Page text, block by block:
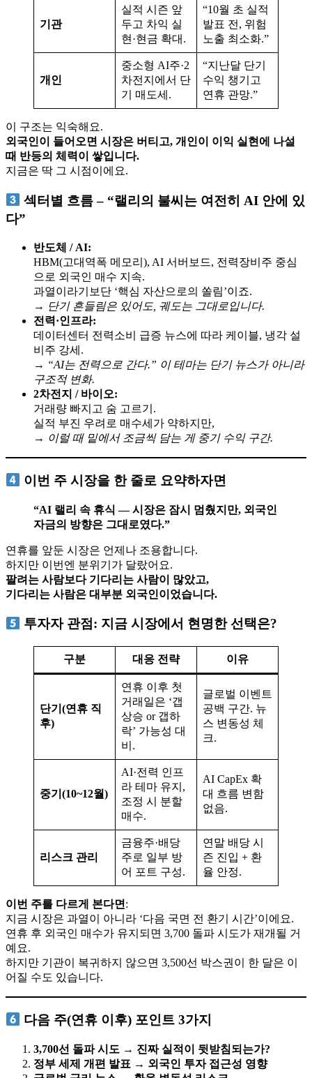
기관
실적 시즌 앞
두고 차익 실
현·현금 확대.
“10월 초 실적
발표 전, 위험
노출 최소화.”
개인
중소형 AI주·2
차전지에서 단
기 매도세.
“지난달 단기
수익 챙기고
연휴 관망.”
이 구조는 익숙해요.
외국인이 들어오면 시장은 버티고, 개인이 이익 실현에 나설
때 반등의 체력이 쌓입니다.
지금은 딱 그 시점이에요.
섹터별 흐름 – “랠리의 불씨는 여전히 AI 안에 있
다”
반도체 / AI:
HBM(고대역폭 메모리), AI 서버보드, 전력장비주 중심
으로 외국인 매수 지속.
과열이라기보단 ‘핵심 자산으로의 쏠림’이죠.
→ 단기 흔들림은 있어도, 궤도는 그대로입니다.
전력·인프라:
데이터센터 전력소비 급증 뉴스에 따라 케이블, 냉각 설
비주 강세.
→ “AI는 전력으로 간다.” 이 테마는 단기 뉴스가 아니라
구조적 변화.
2차전지 / 바이오:
거래량 빠지고 숨 고르기.
실적 부진 우려로 매수세가 약하지만,
→ 이럴 때 밑에서 조금씩 담는 게 중기 수익 구간.
이번 주 시장을 한 줄로 요약하자면
“AI 랠리 속 휴식 — 시장은 잠시 멈췄지만, 외국인
자금의 방향은 그대로였다.”
연휴를 앞둔 시장은 언제나 조용합니다.
하지만 이번엔 분위기가 달랐어요.
팔려는 사람보다 기다리는 사람이 많았고,
기다리는 사람은 대부분 외국인이었습니다.
투자자 관점: 지금 시장에서 현명한 선택은?
구분 대응 전략 이유
단기(연휴 직
후)
연휴 이후 첫
거래일은 ‘갭
상승 or 갭하
락’ 가능성 대
비.
글로벌 이벤트
공백 구간. 뉴
스 변동성 체
크.
중기(10~12월)
AI·전력 인프
라 테마 유지,
조정 시 분할
매수.
AI CapEx 확
대 흐름 변함
없음.
리스크 관리
금융주·배당
주로 일부 방
어 포트 구성.
연말 배당 시
즌 진입 + 환
율 안정.
이번 주를 다르게 본다면 :
지금 시장은 과열이 아니라 ‘다음 국면 전 환기 시간’이에요.
연휴 후 외국인 매수가 유지되면 3,700 돌파 시도가 재개될 거
예요.
하지만 기관이 복귀하지 않으면 3,500선 박스권이 한 달은 이
어질 수도 있습니다.
다음 주(연휴 이후) 포인트 3가지
3,700선 돌파 시도 → 진짜 실적이 뒷받침되는가?
정부 세제 개편 발표 → 외국인 투자 접근성 영향